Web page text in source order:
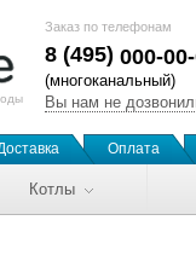
Заказ по телефонам
8 (495) 000-
(многоканальный)
Вы нам не
Оплата
Котлы